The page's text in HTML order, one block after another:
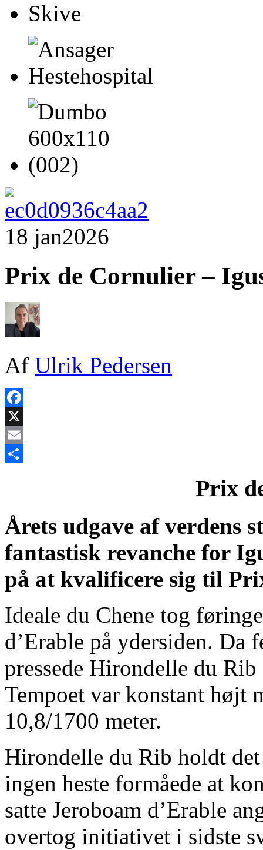
18 jan2026
Prix de Cornulier –
Af Ulrik Pedersen
Facebook
X
Email
Prix
Årets udgave af verdens
fantastisk revanche for
på at kvalificere sig til
Ideale du Chene tog
d’Erable på ydersiden. Da
pressede Hirondelle du
Tempoet var konstant højt
10,8/1700 meter.
Hirondelle du Rib holdt
ingen heste formåede at
satte Jeroboam d’Erable
overtog initiativet i sidste